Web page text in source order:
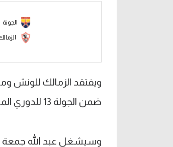
الجونة
ويفتقد الزمالك للونش
ضمن الجولة 13 للدوري المصري الممتاز.
وسيشغل عبد الله جمعة